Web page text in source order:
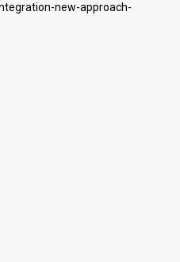
new-approach-